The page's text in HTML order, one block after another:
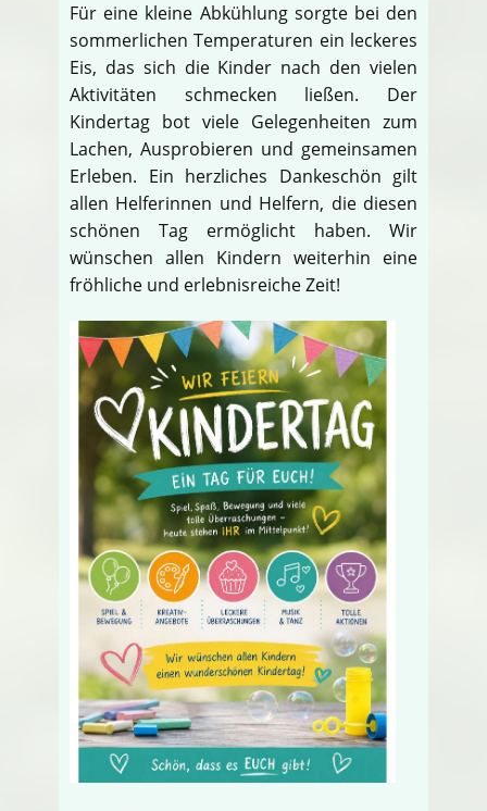
Für eine kleine Abkühlung sorgte bei den
sommerlichen Temperaturen ein leckeres
Eis, das sich die Kinder nach den vielen
Aktivitäten schmecken ließen. Der
Kindertag bot viele Gelegenheiten zum
Lachen, Ausprobieren und gemeinsamen
Erleben. Ein herzliches Dankeschön gilt
allen Helferinnen und Helfern, die diesen
schönen Tag ermöglicht haben. Wir
wünschen allen Kindern weiterhin eine
fröhliche und erlebnisreiche Zeit!